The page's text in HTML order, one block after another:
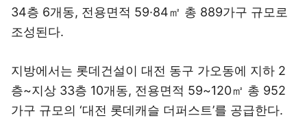
34층 6개동, 전용면적 59·84㎡ 총 889가구 규모로
조성된다.
지방에서는 롯데건설이 대전 동구 가오동에 지하 2
층~지상 33층 10개동, 전용면적 59~120㎡ 총 952
가구 규모의 ‘대전 롯데캐슬 더퍼스트’를 공급한다.